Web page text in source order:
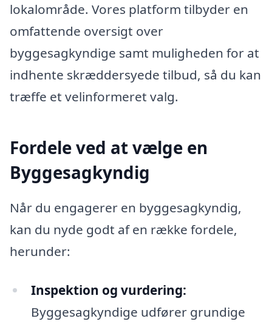
lokalområde. Vores platform tilbyder en
omfattende oversigt over
byggesagkyndige samt muligheden for at
indhente skræddersyede tilbud, så du kan
træffe et velinformeret valg.
Fordele ved at vælge en
Byggesagkyndig
Når du engagerer en byggesagkyndig,
kan du nyde godt af en række fordele,
herunder:
Inspektion og vurdering:
Byggesagkyndige udfører grundige